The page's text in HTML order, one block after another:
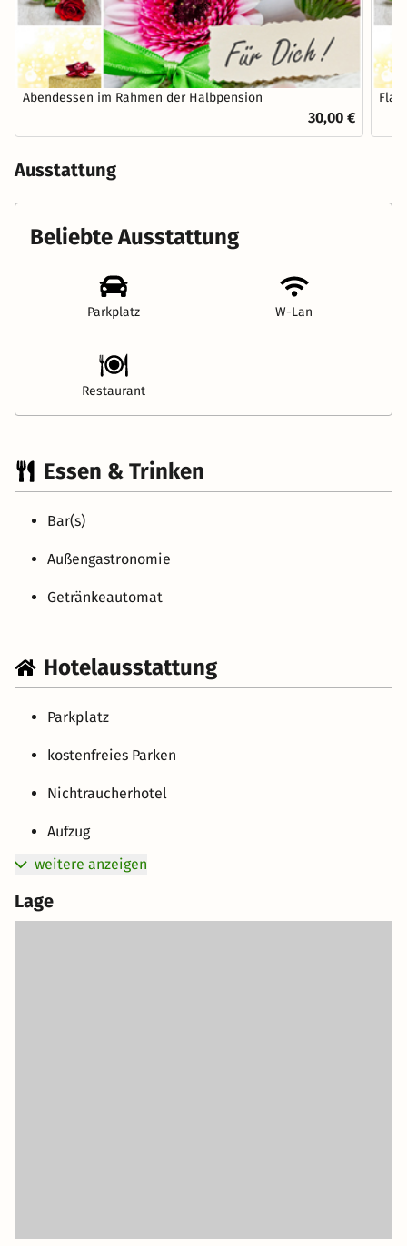
Abendessen im Rahmen der Halbpension
30,00 €
Ausstattung
Beliebte Ausstattung
Parkplatz W-Lan
Restaurant
Essen & Trinken
Bar(s)
Außengastronomie
Getränkeautomat
Hotelausstattung
Parkplatz
kostenfreies Parken
Nichtraucherhotel
Aufzug
weitere anzeigen
Lage